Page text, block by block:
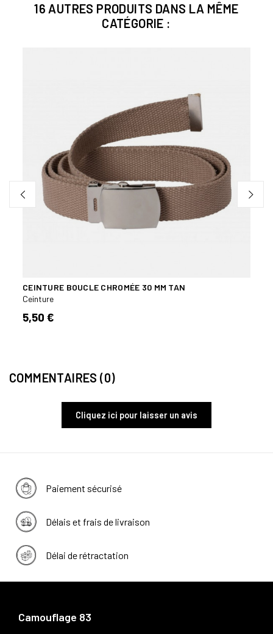
16 AUTRES PRODUITS DANS LA MÊME
CATÉGORIE :
CEINTURE BOUCLE CHROMÉE 30 MM TAN
Ceinture
5,50 €
COMMENTAIRES (0)
Cliquez ici pour laisser un avis
Paiement sécurisé
Délais et frais de livraison
Délai de rétractation
Camouflage 83